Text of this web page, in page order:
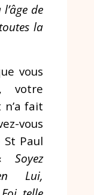
de
la
vous
votre
fait
vous
Paul
«Soyez
Lui,